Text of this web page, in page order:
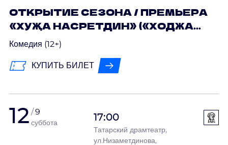
ОТКРЫТИЕ СЕЗОНА / ПРЕМЬЕРА
«ХУҖА НАСРЕТДИН» («ХОДЖА
НАСРЕТДИН») НӘКЫЙ ИСӘНБӘТ
Комедия (12+)
КУПИТЬ БИЛЕТ
12 9
суббота
17:00
Татарский драмтеатр,
ул.Низаметдинова,